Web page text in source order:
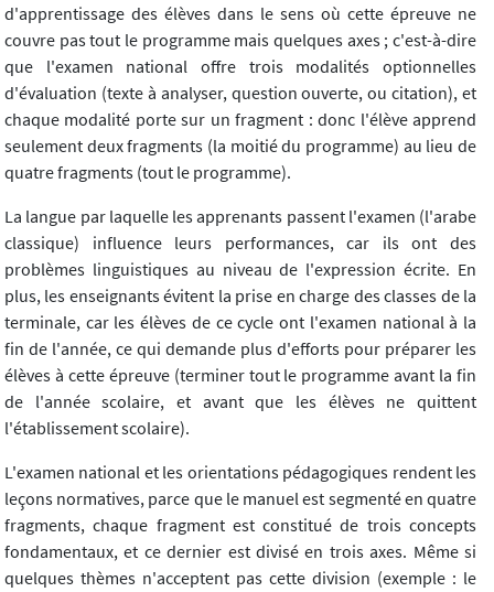
d'apprentissage des élèves dans le sens où cette épreuve ne
couvre pas tout le programme mais quelques axes ; c'est-à-dire
que l'examen national offre trois modalités optionnelles
d'évaluation (texte à analyser, question ouverte, ou citation), et
chaque modalité porte sur un fragment : donc l'élève apprend
seulement deux fragments (la moitié du programme) au lieu de
quatre fragments (tout le programme).
La langue par laquelle les apprenants passent l'examen (l'arabe
classique) influence leurs performances, car ils ont des
problèmes linguistiques au niveau de l'expression écrite. En
plus, les enseignants évitent la prise en charge des classes de la
terminale, car les élèves de ce cycle ont l'examen national à la
fin de l'année, ce qui demande plus d'efforts pour préparer les
élèves à cette épreuve (terminer tout le programme avant la fin
de l'année scolaire, et avant que les élèves ne quittent
l'établissement scolaire).
L'examen national et les orientations pédagogiques rendent les
leçons normatives, parce que le manuel est segmenté en quatre
fragments, chaque fragment est constitué de trois concepts
fondamentaux, et ce dernier est divisé en trois axes. Même si
quelques thèmes n'acceptent pas cette division (exemple : le